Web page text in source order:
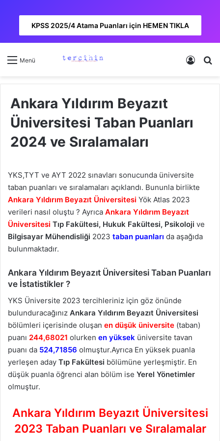
KPSS 2025/4 Atama Puanları için HEMEN TIKLA
Menü Kayıt
Ankara Yıldırım Beyazıt
Üniversitesi Taban Puanları
2024 ve Sıralamaları
YKS,TYT ve AYT 2022 sınavları sonucunda üniversite
taban puanları ve sıralamaları açıklandı. Bununla birlikte
Ankara Yıldırım Beyazıt Üniversitesi Yök Atlas 2023
verileri nasıl oluştu ? Ayrıca Ankara Yıldırım Beyazıt
Üniversitesi Tıp Fakültesi, Hukuk Fakültesi, Psikoloji ve
Bilgisayar Mühendisliği 2023 taban puanları da aşağıda
bulunmaktadır.
Ankara Yıldırım Beyazıt Üniversitesi Taban Puanları
ve İstatistikler ?
YKS Üniversite 2023 tercihleriniz için göz önünde
bulunduracağınız Ankara Yıldırım Beyazıt Üniversitesi
bölümleri içerisinde oluşan en düşük üniversite (taban)
puanı 244,68021 olurken en yüksek üniversite tavan
puanı da 524,71856 olmuştur.Ayrıca En yüksek puanla
yerleşen aday Tıp Fakültesi bölümüne yerleşmiştir. En
düşük puanla öğrenci alan bölüm ise Yerel Yönetimler
olmuştur.
Ankara Yıldırım Beyazıt Üniversitesi
2023 Taban Puanları ve Sıralamalar